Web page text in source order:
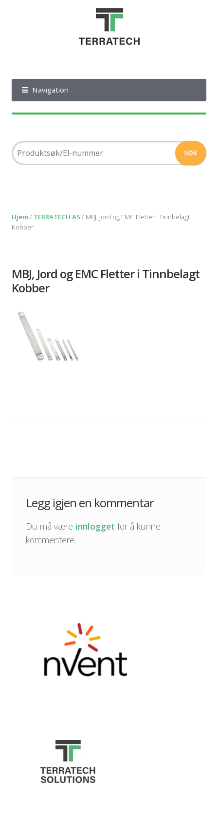
Navigation
Hjem/ TERRATECH AS / MBJ, Jord og EMC Fletter i Tinnbelagt
Kobber
MBJ, Jord og EMC Fletter i Tinnbelagt
Kobber
Legg igjen en kommentar
Du må være innlogget for å kunne
kommentere.